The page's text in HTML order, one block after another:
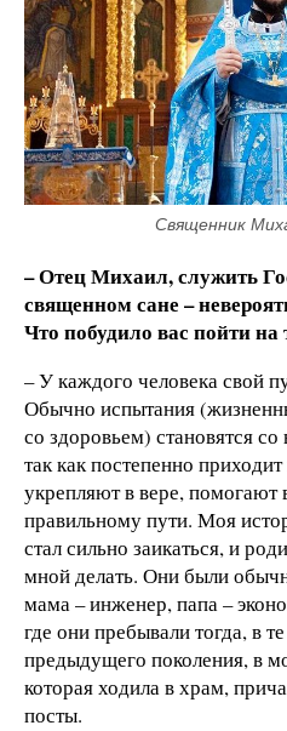
Священник
– Отец Михаил, служить
священном сане –
Что побудило вас пойти
– У каждого человека свой
Обычно испытания
со здоровьем) становятся
так как постепенно
укрепляют в вере, помогают
правильному пути. Моя
стал сильно заикаться, и
мной делать. Они были
мама – инженер, папа –
где они пребывали тогда, в
предыдущего поколения, в
которая ходила в храм,
посты.